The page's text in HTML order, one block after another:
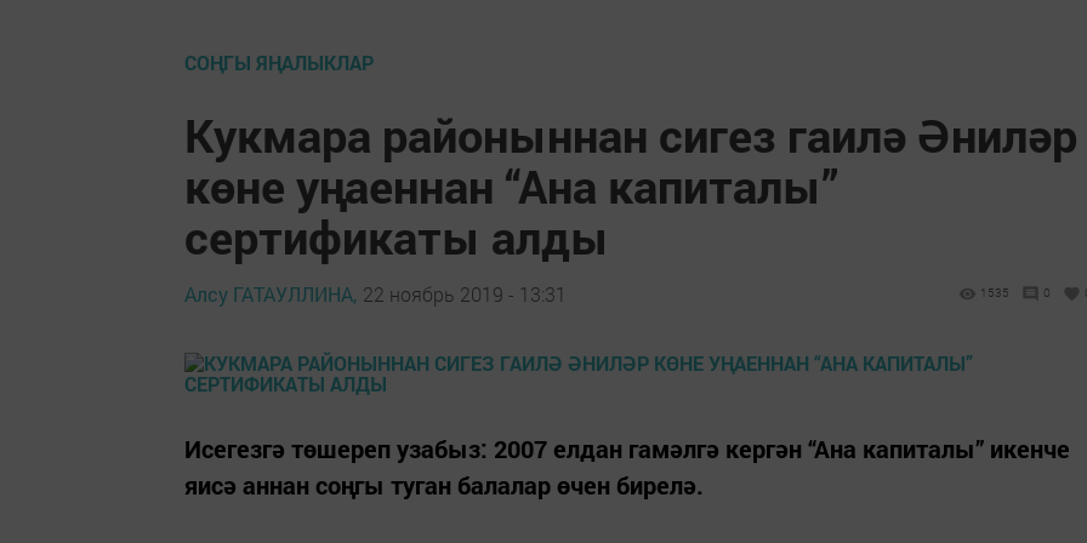
СОҢГЫ ЯҢАЛЫКЛАР
Кукмара районыннан сигез гаилә Әниләр
көне уңаеннан “Ана капиталы”
сертификаты алды
Алсу ГАТАУЛЛИНА, 22 ноябрь 2019 - 13:31 1535 0
Исегезгә төшереп узабыз: 2007 елдан гамәлгә кергән “Ана капиталы” икенче
яисә аннан соңгы туган балалар өчен бирелә.